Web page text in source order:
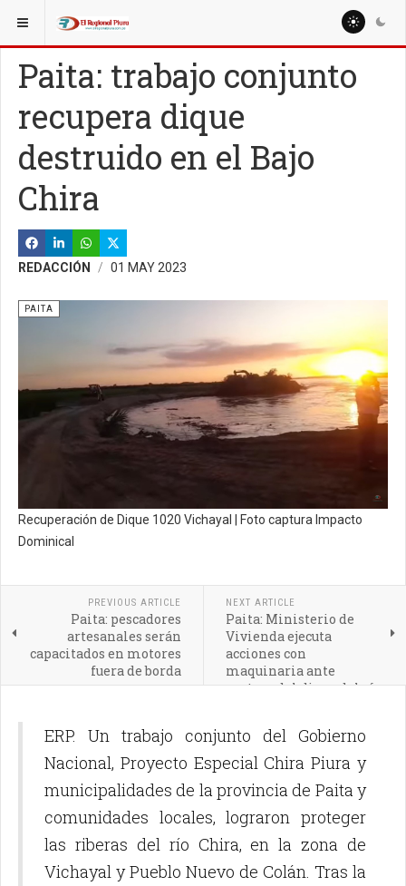
ESTÁ AQUÍ: REGIÓN PIURA
Paita: trabajo conjunto
recupera dique
destruido en el Bajo
Chira
REDACCIÓN 01 MAY 2023
Recuperación de Dique 1020 Vichayal | Foto captura Impacto
Dominical
PAITA
PREVIOUS ARTICLE
Paita: pescadores
artesanales serán
capacitados en motores
fuera de borda
NEXT ARTICLE
Paita: Ministerio de
Vivienda ejecuta
acciones con
maquinaria ante
ruptura del dique del río
ERP. Un trabajo conjunto del Gobierno
Nacional, Proyecto Especial Chira Piura y
municipalidades de la provincia de Paita y
comunidades locales, lograron proteger
las riberas del río Chira, en la zona de
Vichayal y Pueblo Nuevo de Colán. Tras la